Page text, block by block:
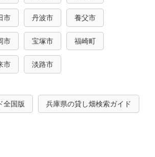
市 丹波市 養父市
市 宝塚市 福崎町
市 淡路市
全国版 兵庫県の貸し畑検索ガイド